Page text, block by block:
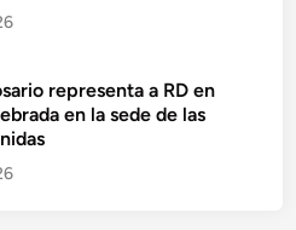
representa a RD en
en la sede de las